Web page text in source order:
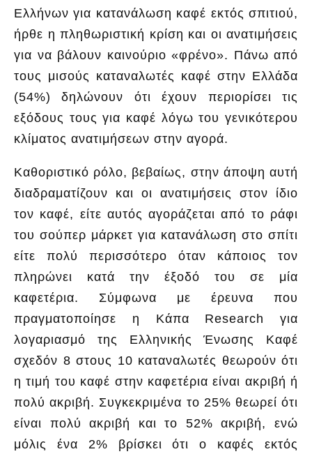
Ελλήνων για κατανάλωση καφέ εκτός σπιτιού,
ήρθε η πληθωριστική κρίση και οι ανατιμήσεις
για να βάλουν καινούριο «φρένο». Πάνω από
τους μισούς καταναλωτές καφέ στην Ελλάδα
(54%) δηλώνουν ότι έχουν περιορίσει τις
εξόδους τους για καφέ λόγω του γενικότερου
κλίματος ανατιμήσεων στην αγορά.
Καθοριστικό ρόλο, βεβαίως, στην άποψη αυτή
διαδραματίζουν και οι ανατιμήσεις στον ίδιο
τον καφέ, είτε αυτός αγοράζεται από το ράφι
του σούπερ μάρκετ για κατανάλωση στο σπίτι
είτε πολύ περισσότερο όταν κάποιος τον
πληρώνει κατά την έξοδό του σε μία
καφετέρια. Σύμφωνα με έρευνα που
πραγματοποίησε η Κάπα Research για
λογαριασμό της Ελληνικής Ένωσης Καφέ
σχεδόν 8 στους 10 καταναλωτές θεωρούν ότι
η τιμή του καφέ στην καφετέρια είναι ακριβή ή
πολύ ακριβή. Συγκεκριμένα το 25% θεωρεί ότι
είναι πολύ ακριβή και το 52% ακριβή, ενώ
μόλις ένα 2% βρίσκει ότι ο καφές εκτός